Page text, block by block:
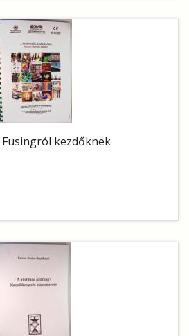
Fusingról kezdőknek